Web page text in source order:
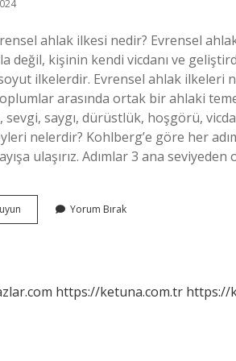
ahlak ilkesi nedir? Evrensel
değil, kişinin kendi vicdanı ve
ilkelerdir. Evrensel ahlak ilkeleri
arasında ortak bir ahlaki
sevgi, saygı, dürüstlük, hoşgörü,
nelerdir? Kohlberg’e göre her
ulaşırız. Adımlar 3 ana
Kohlberg
Evrensel
Yorum Bırak
https://ketuna.com.tr https://